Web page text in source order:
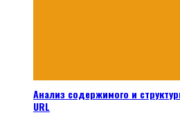
Анализ содержимого и
URL